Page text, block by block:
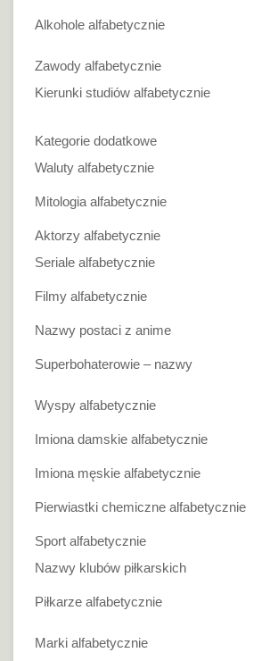
Alkohole alfabetycznie
Zawody alfabetycznie
Kierunki studiów alfabetycznie
Kategorie dodatkowe
Waluty alfabetycznie
Mitologia alfabetycznie
Aktorzy alfabetycznie
Seriale alfabetycznie
Filmy alfabetycznie
Nazwy postaci z anime
Superbohaterowie – nazwy
Wyspy alfabetycznie
Imiona damskie alfabetycznie
Imiona męskie alfabetycznie
Pierwiastki chemiczne alfabetycznie
Sport alfabetycznie
Nazwy klubów piłkarskich
Piłkarze alfabetycznie
Marki alfabetycznie